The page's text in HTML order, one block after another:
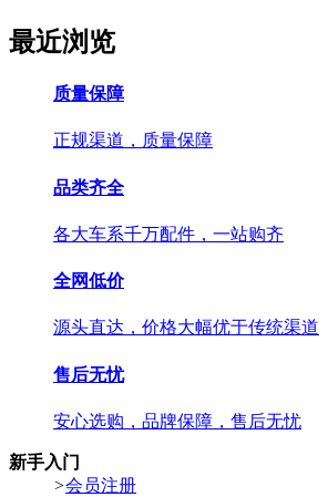
最近浏览
质量保障
正规渠道，质量保障
品类齐全
各大车系千万配件，一站购齐
全网低价
源头直达，价格大幅优于传统渠道
售后无忧
安心选购，品牌保障，售后无忧
新手入门
>会员注册